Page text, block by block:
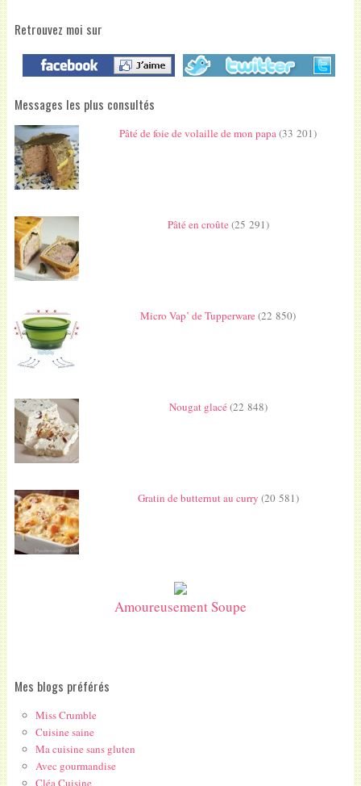
Retrouvez moi sur
Messages les plus consultés
Pâté de foie de volaille de mon papa(33 201)
Pâté en croûte(25 291)
Micro Vap’ de Tupperware(22 850)
Nougat glacé(22 848)
Gratin de butternut au curry (20 581)
Amoureusement Soupe
Mes blogs préférés
Miss Crumble
Cuisine saine
Ma cuisine sans gluten
Avec gourmandise
Cléa Cuisine